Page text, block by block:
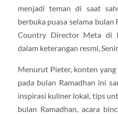
menjadi teman di saat
berbuka puasa selama bulan
Country Director Meta di
dalam keterangan resmi,
Menurut Pieter, konten
pada bulan Ramadhan ini
inspirasi kuliner lokal, tips
bulan Ramadhan, acara